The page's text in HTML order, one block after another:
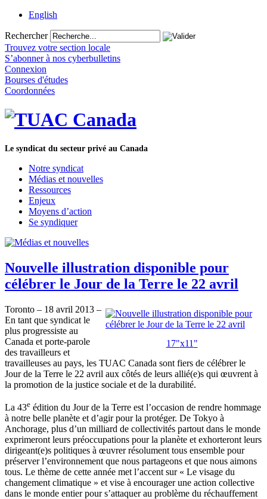
English
Rechercher
Trouvez votre section locale
S’abonner à nos cyberbulletins
Connexion
Bourses d'études
Coordonnées
Le syndicat du secteur privé au Canada
Notre syndicat
Médias et nouvelles
Ressources
Enjeux
Moyens d’action
Se syndiquer
Nouvelle illustration disponible pour
célébrer le Jour de la Terre le 22 avril
17"x11 "
Toronto – 18 avril 2013 –
En tant que syndicat le
plus progressiste au
Canada et porte-parole
des travailleurs et
travailleuses au pays, les TUAC Canada sont fiers de célébrerle
Jour de la Terre le 22 avril aux côtés de leurs allié(e)s qui œuvrent à
la promotion de la justice sociale et de la durabilité.
La 43e édition du Jour de la Terre est l’occasion de rendre hommage
à notre belle planète et d’agirpour la protéger. De Tokyo à
Anchorage, plus d’un milliard de collectivités partout dans le monde
exprimeront leurs préoccupations pour la planète et exhorteront leurs
dirigeant(e)s politiques à œuvrer résolument tous ensemble pour
préserver l’environnement que nous partageons et que nous aimons
tous. Le thème de cette année met l’accent sur« Le visage du
changement climatique » et vise à encouragerune action collective
dans le monde entierpours’attaquerau problème du réchauffement